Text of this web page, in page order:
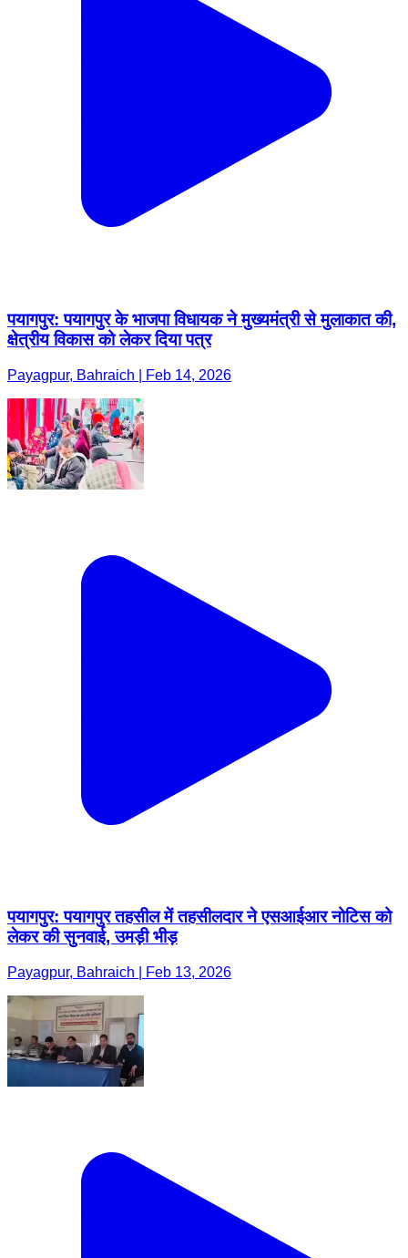
पयागपुर: पयागपुर के भाजपा विधायक ने मुख्यमंत्री से मुलाकात की,
क्षेत्रीय विकास को लेकर दिया पत्र
Payagpur, Bahraich | Feb 14, 2026
पयागपुर: पयागपुर तहसील में तहसीलदार ने एसआईआर नोटिस को
लेकर की सुनवाई, उमड़ी भीड़
Payagpur, Bahraich | Feb 13, 2026